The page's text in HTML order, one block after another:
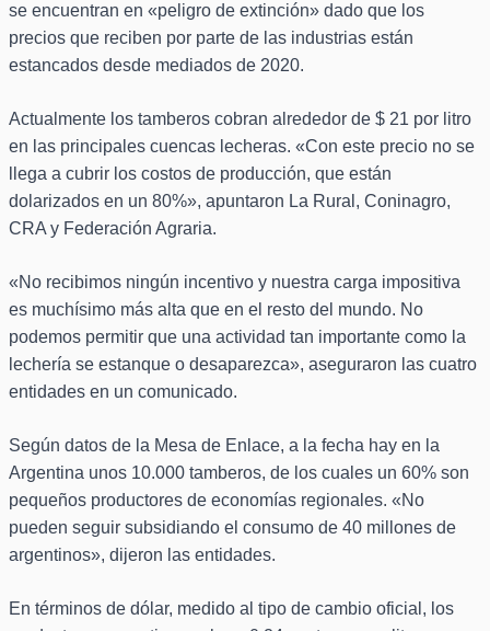
se encuentran en «peligro de extinción» dado que los
precios que reciben por parte de las industrias están
estancados desde mediados de 2020.
Actualmente los tamberos cobran alrededor de $ 21 por litro
en las principales cuencas lecheras. «Con este precio no se
llega a cubrir los costos de producción, que están
dolarizados en un 80%», apuntaron La Rural, Coninagro,
CRA y Federación Agraria.
«No recibimos ningún incentivo y nuestra carga impositiva
es muchísimo más alta que en el resto del mundo. No
podemos permitir que una actividad tan importante como la
lechería se estanque o desaparezca», aseguraron las cuatro
entidades en un comunicado.
Según datos de la Mesa de Enlace, a la fecha hay en la
Argentina unos 10.000 tamberos, de los cuales un 60% son
pequeños productores de economías regionales. «No
pueden seguir subsidiando el consumo de 40 millones de
argentinos», dijeron las entidades.
En términos de dólar, medido al tipo de cambio oficial, los